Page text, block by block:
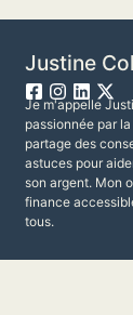
Justine
Je m'appelle
passionnée par
partage des
astuces pour
son argent. Mon
finance
tous.